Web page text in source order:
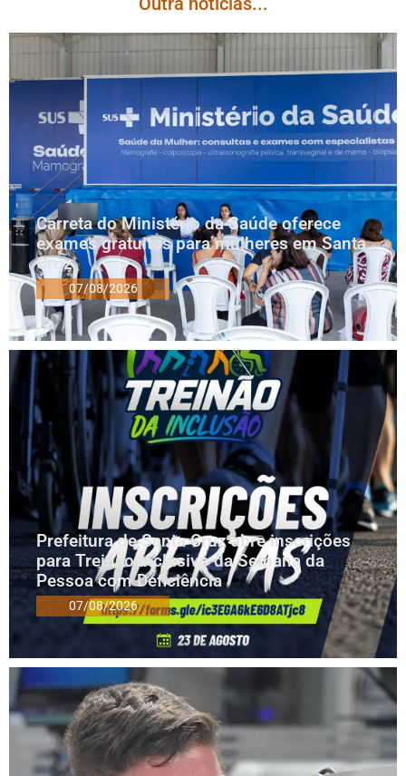
Carreta do Ministério da Saúde oferece
exames gratuitos para mulheres em Santa
Cruz
07/08/2026
Prefeitura de Santa Cruz abre inscrições
para Treinão Inclusivo da Semana da
Pessoa com Deficiência
07/08/2026